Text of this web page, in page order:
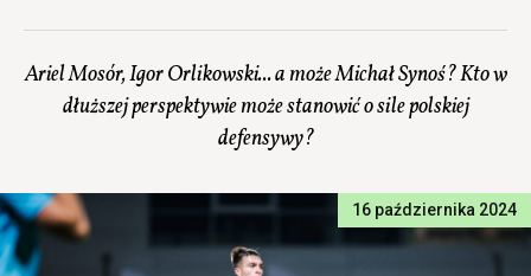
Ariel Mosór, Igor Orlikowski... a może Michał Synoś? Kto w
dłuższej perspektywie może stanowić o sile polskiej
defensywy?
16 października 2024